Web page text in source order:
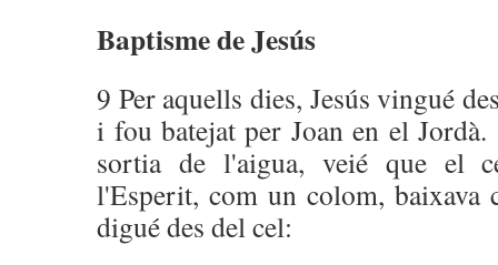
Baptisme de Jesús
9 Per aquells dies, Jesús vingué
i fou batejat per Joan en el
sortia de l'aigua, veié que el
l'Esperit, com un colom, baixava
digué des del cel: